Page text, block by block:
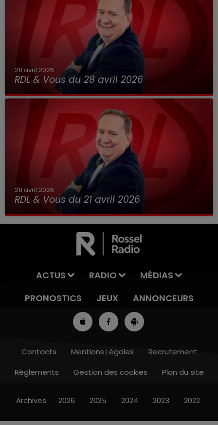
7h00 - 10h00
28 avril 2026
RDL & Vous du 28 avril 2026
28 avril 2026
RDL & Vous du 21 avril 2026
ACTUS RADIO
MÉDIAS
PRONOSTICS
JEUX ANNONCEURS
Contacts Mentions Légales
Recrutement
Règlements
Gestion des cookies Plan du site
Archives 2026 2025 2024 2023 2022